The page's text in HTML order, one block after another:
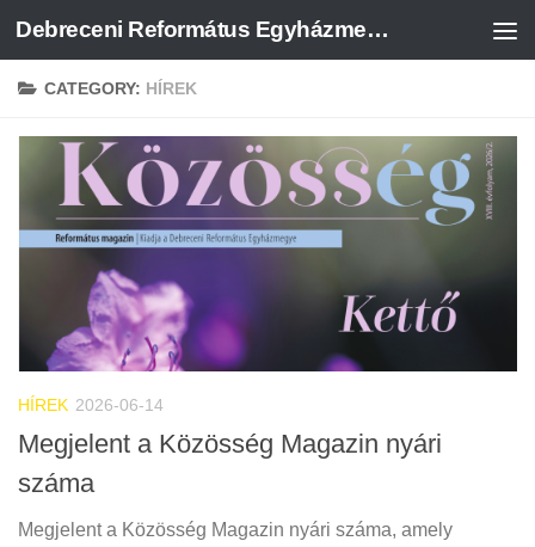
Skip to content Debreceni Református Egyházmegye
CATEGORY: HÍREK
HÍREK 2026-06-14
Megjelent a Közösség Magazin nyári
száma
Megjelent a Közösség Magazin nyári száma, amely